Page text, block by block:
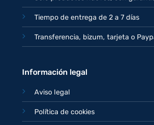
Tiempo de entrega de 2 a 7 días
Transferencia, bizum, tarjeta o
Información legal
Aviso legal
Política de cookies